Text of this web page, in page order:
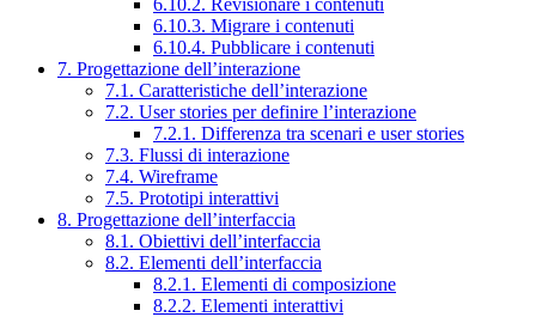
6.10.2. Revisionare i contenuti
6.10.3. Migrare i contenuti
6.10.4. Pubblicare i contenuti
7. Progettazione dell’interazione
7.1. Caratteristiche dell’interazione
7.2. User stories per definire l’interazione
7.2.1. Differenza tra scenari e user stories
7.3. Flussi di interazione
7.4. Wireframe
7.5. Prototipi interattivi
8. Progettazione dell’interfaccia
8.1. Obiettivi dell’interfaccia
8.2. Elementi dell’interfaccia
8.2.1. Elementi di composizione
8.2.2. Elementi interattivi